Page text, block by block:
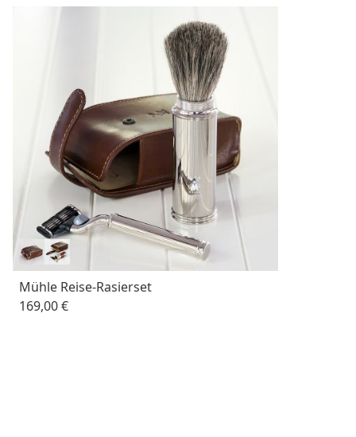
Mühle Reise-Rasierset
169,00 €